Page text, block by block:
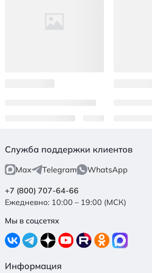
Служба поддержки клиентов
Max Telegram WhatsApp
+7 (800) 707-64-66
Ежедневно: 10:00 – 19:00 (МСК)
Мы в соцсетях
Информация